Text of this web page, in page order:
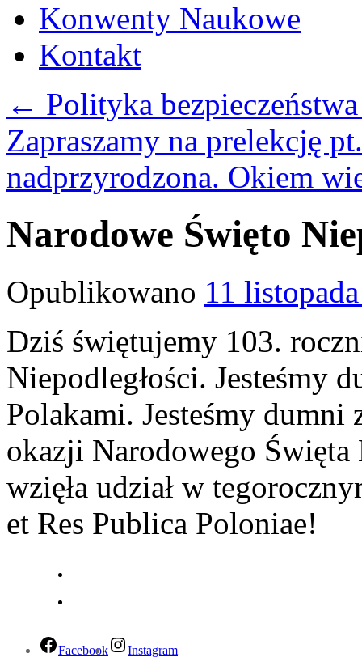
Konwenty Naukowe
Kontakt
← Polityka
Zapraszamy na prelekcję
nadprzyrodzona. Okiem
Narodowe Święto
Opublikowano 11
Dziś świętujemy 103.
Niepodległości. Jesteśmy
Polakami. Jesteśmy
okazji Narodowego Święta
wzięła udział w
et Res Publica Poloniae!
Facebook Instagram